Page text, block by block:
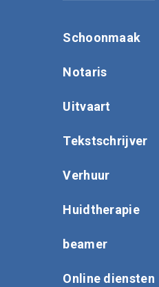
Schoonmaak
Notaris
Uitvaart
Tekstschrijver
Verhuur
Huidtherapie
beamer
Online diensten